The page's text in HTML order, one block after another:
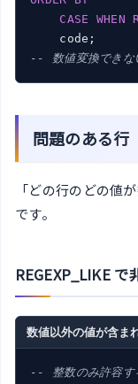
CASE
WHEN
-- 数値変換できな
問題のある行
「どの行のどの値
です。
REGEXP_LIKE
数値以外の値が含ま
-- 整数のみ許容す